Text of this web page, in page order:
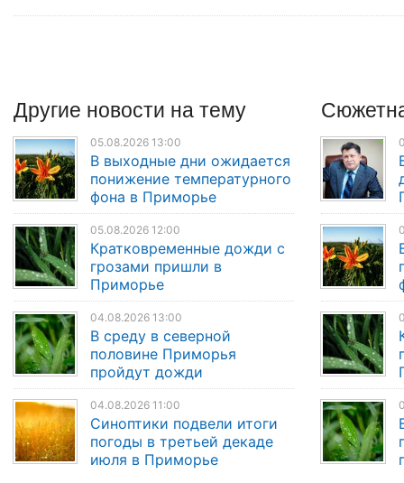
Другие новости на тему
05.08.2026 13:00
В выходные дни ожидается
понижение температурного
фона в Приморье
05.08.2026 12:00
Кратковременные дожди с
грозами пришли в
Приморье
04.08.2026 13:00
В среду в северной
половине Приморья
пройдут дожди
04.08.2026 11:00
Синоптики подвели итоги
погоды в третьей декаде
июля в Приморье